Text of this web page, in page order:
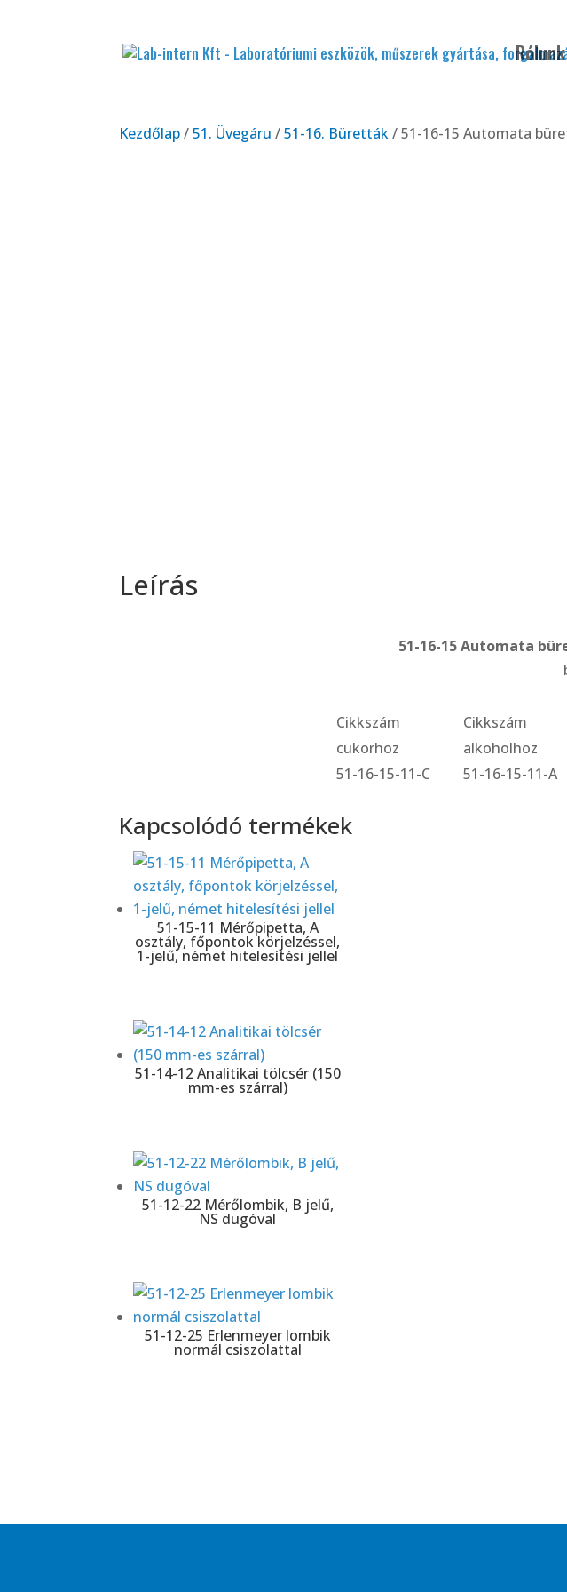
Rólunk
Kezdőlap/51. Üvegáru /51-16. Büretták/ 51-16-15 Automata
Leírás
51-16-15 Automata
Cikkszám Cikkszám
cukorhoz
alkoholhoz
51-16-15-11-C
51-16-15-11-A
Kapcsolódó termékek
51-15-11 Mérőpipetta, A
osztály, főpontok körjelzéssel,
1-jelű, német hitelesítési jellel
51-14-12 Analitikai tölcsér (150
mm-es szárral)
51-12-22 Mérőlombik, B jelű,
NS dugóval
51-12-25 Erlenmeyer lombik
normál csiszolattal